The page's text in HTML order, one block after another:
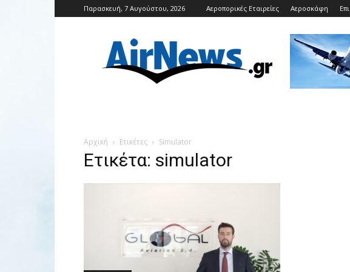
Παρασκευή, 7 Αυγούστου, 2026 Αεροπορικές Εταιρείες Αεροσκάφη
Αρχική Ετικέτες Simulator
Ετικέτα: simulator